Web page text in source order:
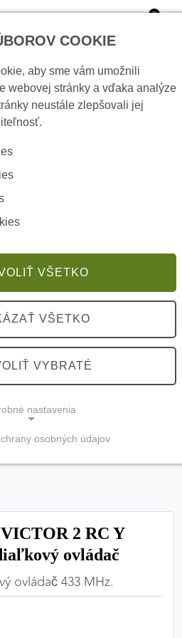
0
Dvojtlačidlový diaľkový ovládač
2 RC Y
ovládač
ovládač 433 MHz.
COOKIE
aby sme vám umožnili
webovej stránky a vďaka analýze
neustále zlepšovali jej
VŠETKO
VŠETKO
VYBRATÉ
nastavenia
na správne fungovanie
COOKIES
osobných údajov